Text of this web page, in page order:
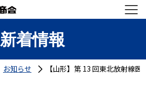
新着情報
お知らせ 【山形】第 13 回東北放射線